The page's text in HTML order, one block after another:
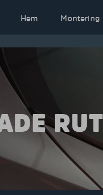
Hem
Montering